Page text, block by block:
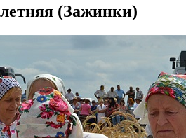
(Зажинки)